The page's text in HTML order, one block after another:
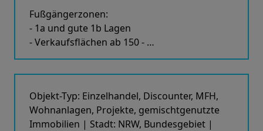
Fußgängerzonen:
- 1a und gute 1b Lagen
- Verkaufsflächen ab 150 - …
Objekt-Typ: Einzelhandel, Discounter, MFH,
Wohnanlagen, Projekte, gemischtgenutzte
Immobilien | Stadt: NRW, Bundesgebiet |